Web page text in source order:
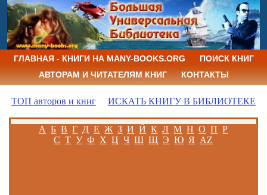
ГЛАВНАЯ - КНИГИ НА MANY-BOOKS.ORG
ПОИСК КНИГ
АВТОРАМ И ЧИТАТЕЛЯМ КНИГ
КОНТАКТЫ
ТОП авторов и книг ИСКАТЬ КНИГУ В БИБЛИОТЕКЕ
А Б В Г Д Е Ж З И Й К Л М Н О П Р
С Т У Ф Х Ц Ч Ш Щ Э Ю Я AZ